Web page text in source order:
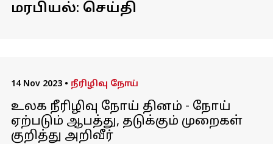
மரபியல்: செய்தி
14 Nov 2023 • நீரிழிவு நோய்
உலக நீரிழிவு நோய் தினம் - நோய்
ஏற்படும் ஆபத்து, தடுக்கும் முறைகள்
குறித்து அறிவீர்